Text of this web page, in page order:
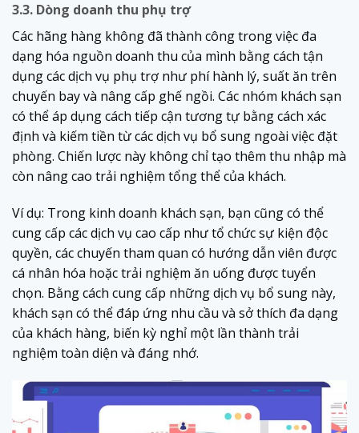
3.3. Dòng doanh thu phụ trợ
Các hãng hàng không đã thành công trong việc đa
dạng hóa nguồn doanh thu của mình bằng cách tận
dụng các dịch vụ phụ trợ như phí hành lý, suất ăn trên
chuyến bay và nâng cấp ghế ngồi. Các nhóm khách sạn
có thể áp dụng cách tiếp cận tương tự bằng cách xác
định và kiếm tiền từ các dịch vụ bổ sung ngoài việc đặt
phòng. Chiến lược này không chỉ tạo thêm thu nhập mà
còn nâng cao trải nghiệm tổng thể của khách.
Ví dụ: Trong kinh doanh khách sạn, bạn cũng có thể
cung cấp các dịch vụ cao cấp như tổ chức sự kiện độc
quyền, các chuyến tham quan có hướng dẫn viên được
cá nhân hóa hoặc trải nghiệm ăn uống được tuyển
chọn. Bằng cách cung cấp những dịch vụ bổ sung này,
khách sạn có thể đáp ứng nhu cầu và sở thích đa dạng
của khách hàng, biến kỳ nghỉ một lần thành trải
nghiệm toàn diện và đáng nhớ.